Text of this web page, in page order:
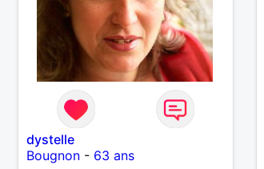
dystelle
Bougnon- 63 ans